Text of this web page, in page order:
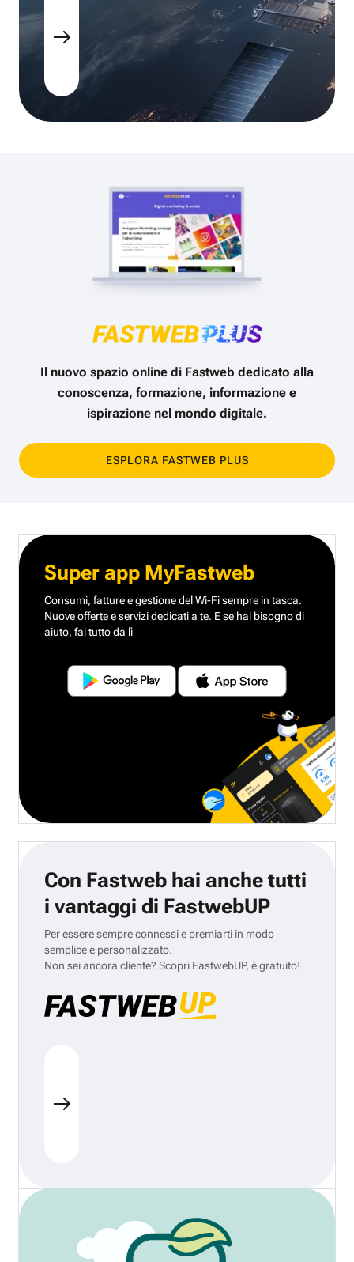
Il nuovo spazio online di Fastweb dedicato alla
conoscenza, formazione, informazione e
ispirazione nel mondo digitale.
ESPLORA FASTWEB PLUS
Super app MyFastweb
Consumi, fatture e gestione del Wi-Fi sempre in tasca.
Nuove offerte e servizi dedicati a te. E se hai bisogno di
aiuto, fai tutto da lì
Con Fastweb hai anche tutti
i vantaggi di FastwebUP
Per essere sempre connessi e premiarti in modo
semplice e personalizzato.
Non sei ancora cliente? Scopri FastwebUP, è gratuito!